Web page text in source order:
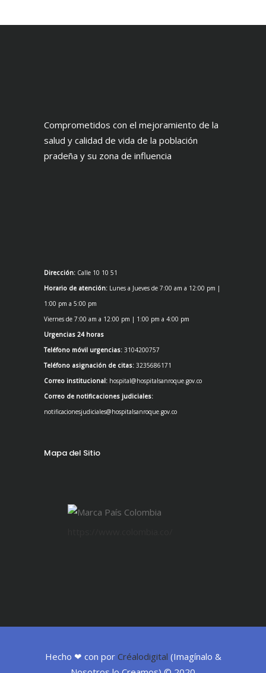
Comprometidos con el mejoramiento de la
salud y calidad de vida de la población
pradeña y su zona de influencia
Dirección: Calle 10 10 51
Horario de atención: Lunes a Jueves de 7:00 am a 12:00 pm |
1:00 pm a 5:00 pm
Viernes de 7:00 am a 12:00 pm | 1:00 pm a 4:00 pm
Urgencias 24 horas
Teléfono móvil urgencias: 3104200757
Teléfono asignación de citas: 3235686171
Correo institucional: hospital@hospitalsanroque.gov.co
Correo de notificaciones judiciales:
notificacionesjudiciales@hospitalsanroque.gov.co
Mapa del Sitio
Hecho ❤ con por Créalodigital (Imagínalo &